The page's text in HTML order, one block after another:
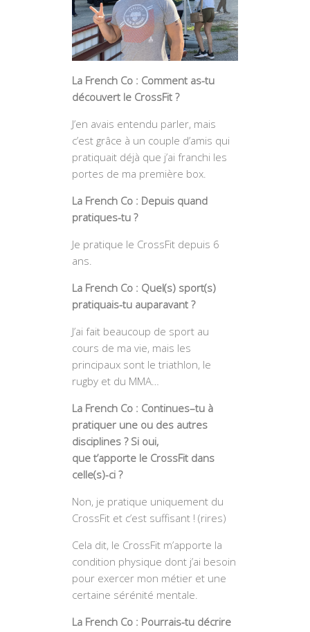
La French Co : Comment as-tu
découvert le CrossFit ?
J’en avais entendu parler, mais
c’est grâce à un couple d’amis qui
pratiquait déjà que j’ai franchi les
portes de ma première box.
La French Co : Depuis quand
pratiques-tu ?
Je pratique le CrossFit depuis 6
ans.
La French Co : Quel(s) sport(s)
pratiquais-tu auparavant ?
J’ai fait beaucoup de sport au
cours de ma vie, mais les
principaux sont le triathlon, le
rugby et du MMA…
La French Co : Continues–tu à
pratiquer une ou des autres
disciplines ? Si oui,
que t’apporte le CrossFit dans
celle(s)-ci ?
Non, je pratique uniquement du
CrossFit et c’est suffisant ! (rires)
Cela dit, le CrossFit m’apporte la
condition physique dont j’ai besoin
pour exercer mon métier et une
certaine sérénité mentale.
La French Co : Pourrais-tu décrire